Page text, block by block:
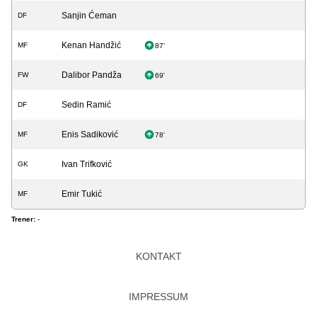
DF Sanjin Ćeman
MF Kenan Handžić 87'
FW Dalibor Pandža 69'
DF Sedin Ramić
MF Enis Sadiković 78'
GK Ivan Trifković
MF Emir Tukić
Trener: -
KONTAKT
IMPRESSUM